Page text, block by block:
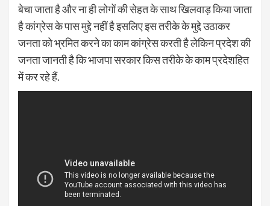
बेचा जाता है और ना ही लोगों की सेहत के साथ खिलवाड़ किया जाता
है कांग्रेस के पास मुद्दे नहीं है इसलिए इस तरीके के मुद्दे उठाकर
जनता को भ्रमित करने का काम कांग्रेस करती है लेकिन प्रदेश की
जनता जानती है कि भाजपा सरकार किस तरीके के काम प्रदेशहित
में कर रहे हैं.